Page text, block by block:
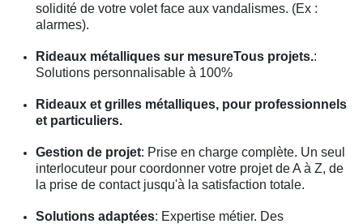
solidité de votre volet face aux vandalismes. (Ex :
alarmes).
Rideaux métalliques sur mesureTous projets.:
Solutions personnalisable à 100%
Rideaux et grilles métalliques, pour professionnels
et particuliers.
Gestion de projet: Prise en charge complète. Un seul
interlocuteur pour coordonner votre projet de A à Z, de
la prise de contact jusqu'à la satisfaction totale.
Solutions adaptées: Expertise métier. Des